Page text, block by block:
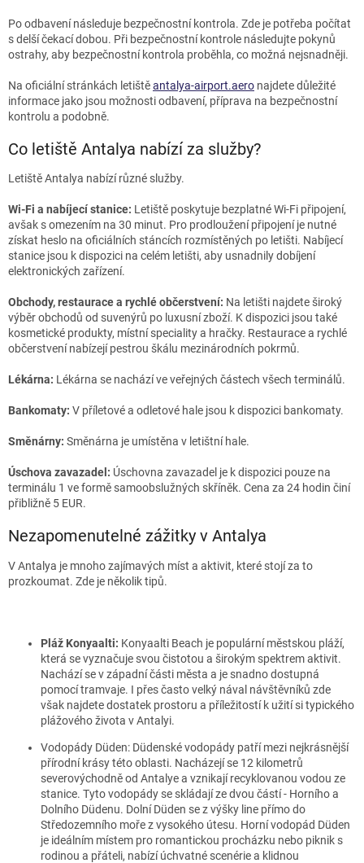
Po odbavení následuje bezpečnostní kontrola. Zde je potřeba počítat
s delší čekací dobou. Při bezpečnostní kontrole následujte pokynů
ostrahy, aby bezpečnostní kontrola proběhla, co možná nejsnadněji.
Na oficiální stránkách letištěantalya-airport.aero najdete důležité
informace jako jsou možnosti odbavení, příprava na bezpečnostní
kontrolu a podobně.
Co letiště Antalya nabízí za služby?
Letiště Antalya nabízí různé služby.
Wi-Fi a nabíjecí stanice: Letiště poskytuje bezplatné Wi-Fi připojení,
avšak s omezením na 30 minut. Pro prodloužení připojení je nutné
získat heslo na oficiálních stáncích rozmístěných po letišti. Nabíjecí
stanice jsou k dispozici na celém letišti, aby usnadnily dobíjení
elektronických zařízení.
Obchody, restaurace a rychlé občerstvení: Na letišti najdete široký
výběr obchodů od suvenýrů po luxusní zboží. K dispozici jsou také
kosmetické produkty, místní speciality a hračky. Restaurace a rychlé
občerstvení nabízejí pestrou škálu mezinárodních pokrmů.
Lékárna: Lékárna se nachází ve veřejných částech všech terminálů.
Bankomaty: V příletové a odletové hale jsou k dispozici bankomaty.
Směnárny: Směnárna je umístěna v letištní hale.
Úschova zavazadel: Úschovna zavazadel je k dispozici pouze na
terminálu 1 ve formě samoobslužných skříněk. Cena za 24 hodin činí
přibližně 5 EUR.
Nezapomenutelné zážitky v Antalya
V Antalya je mnoho zajímavých míst a aktivit, které stojí za to
prozkoumat. Zde je několik tipů.
Pláž Konyaalti: Konyaalti Beach je populární městskou pláží,
která se vyznačuje svou čistotou a širokým spektrem aktivit.
Nachází se v západní části města a je snadno dostupná
pomocí tramvaje. I přes často velký nával návštěvníků zde
však najdete dostatek prostoru a příležitostí k užití si typického
plážového života v Antalyi.
Vodopády Düden: Düdenské vodopády patří mezi nejkrásnější
přírodní krásy této oblasti. Nacházejí se 12 kilometrů
severovýchodně od Antalye a vznikají recyklovanou vodou ze
stanice. Tyto vodopády se skládají ze dvou částí - Horního a
Dolního Düdenu. Dolní Düden se z výšky line přímo do
Středozemního moře z vysokého útesu. Horní vodopád Düden
je ideálním místem pro romantickou procházku nebo piknik s
rodinou a přáteli, nabízí úchvatné scenérie a klidnou